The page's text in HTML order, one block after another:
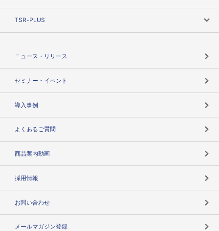
TSR-PLUS
ニュース・リリース
セミナー・イベント
導入事例
よくあるご質問
商品案内動画
採用情報
お問い合わせ
メールマガジン登録